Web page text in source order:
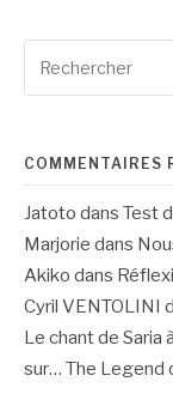
pour
COMMENTAIRES
Jatoto dans Test
Marjorie dans
Akiko dans
Cyril VENTOLINI
Le chant de Saria
sur… The Legend